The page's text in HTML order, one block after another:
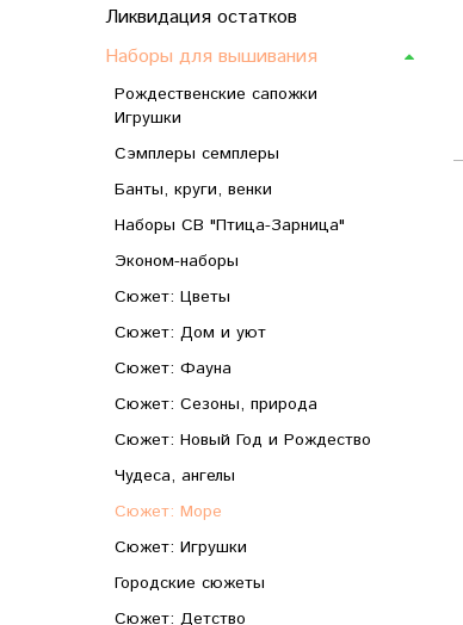
Ликвидация остатков
Наборы для вышивания
Рождественские сапожки
Игрушки
Сэмплеры семплеры
Банты, круги, венки
Наборы СВ "Птица-Зарница"
Эконом-наборы
Сюжет: Цветы
Сюжет: Дом и уют
Сюжет: Фауна
Сюжет: Сезоны, природа
Сюжет: Новый Год и Рождество
Чудеса, ангелы
Сюжет: Море
Сюжет: Игрушки
Городские сюжеты
Сюжет: Детство